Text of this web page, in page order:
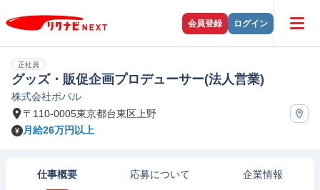
会員登録 ログイン
正社員
グッズ・販促企画プロデューサー(法人営業)
株式会社ポパル
〒110-0005東京都台東区上野
月給26万円以上
仕事概要 応募について 企業情報